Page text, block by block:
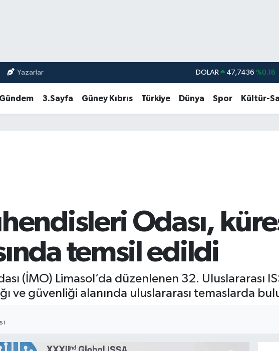
Yazarlar DOLAR 47,7436 %0.18
Gündem 3.Sayfa Güney Kıbrıs Türkiye Dünya Spor Kültür-
Odası,
temsil edildi
(İMO) Limasol’da düzenlenen 32. Uluslararası
ve güvenliği alanında uluslararası temaslarda